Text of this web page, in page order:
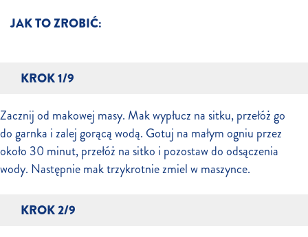
JAK TO ZROBIĆ:
KROK 1/9
Zacznij od makowej masy. Mak wypłucz na sitku, przełóż go
do garnka i zalej gorącą wodą. Gotuj na małym ogniu przez
około 30 minut, przełóż na sitko i pozostaw do odsączenia
wody. Następnie mak trzykrotnie zmiel w maszynce.
KROK 2/9